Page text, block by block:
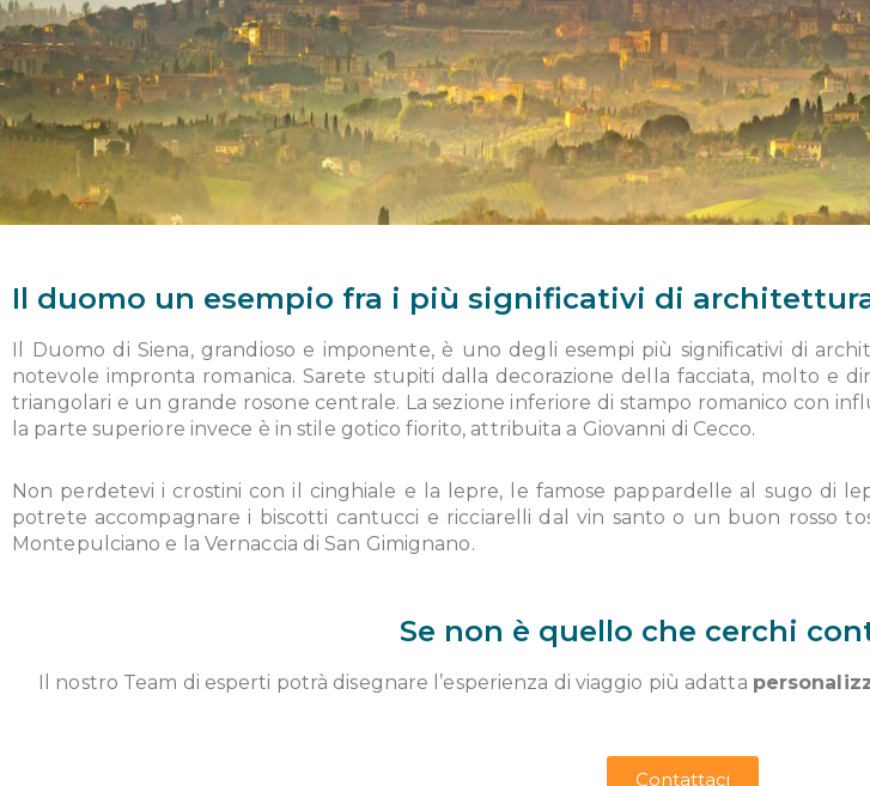
Il duomo un esempio fra i più significativi di
Il Duomo di Siena, grandioso e imponente, è uno degli esempi più significativi di
notevole impronta romanica. Sarete stupiti dalla decorazione della facciata, molto e
triangolari e un grande rosone centrale. La sezione inferiore di stampo romanico con
la parte superiore invece è in stile gotico fiorito, attribuita a Giovanni di Cecco.
Non perdetevi i crostini con il cinghiale e la lepre, le famose pappardelle al sugo di
potrete accompagnare i biscotti cantucci e ricciarelli dal vin santo o un buon rosso
Montepulciano e la Vernaccia di San Gimignano.
Se non è quello che cerchi
Il nostro Team di esperti potrà disegnare l’esperienza di viaggio più adatta
Contattaci